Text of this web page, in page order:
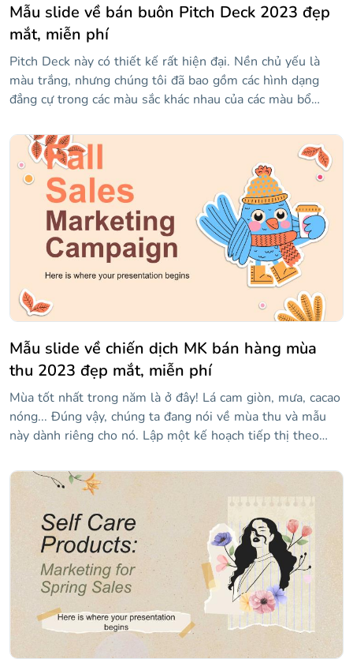
Mẫu slide về bán buôn Pitch Deck 2023 đẹp
mắt, miễn phí
Pitch Deck này có thiết kế rất hiện đại. Nền chủ yếu là
màu trắng, nhưng chúng tôi đã bao gồm các hình dạng
đẳng cự trong các màu sắc khác nhau của các màu bổ
Các phông chữ mà chúng tôi đã sử dụng là kiểu chữ sans
serifs tròn. Chúng rất dễ đọc và chúng thêm một số cân
bằng cho bản chất hình học của các slide.
Mẫu slide về chiến dịch MK bán hàng mùa
thu 2023 đẹp mắt, miễn phí
Mùa tốt nhất trong năm là ở đây! Lá cam giòn, mưa, cacao
nóng... Đúng vậy, chúng ta đang nói về mùa thu và mẫu
này dành riêng cho nó. Lập một kế hoạch tiếp thị theo
màu nâu và nhãn dán sáng tạo, nó cũng có đầy đủ các tài
nguyên tiếp thị sẽ là đồng minh của bạn khi giải thích
những bước bạn sẽ làm theo để đạt được thành công trực
tuyến. Tải xuống ngay bây giờ và chào đón mùa giải mới
với một chiến dịch tuyệt vời!